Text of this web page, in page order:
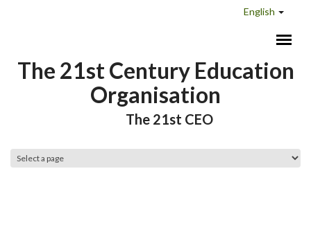
English
The 21st Century Education
Organisation
The 21st CEO